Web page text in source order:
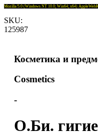
Mozilla/5.0 (Windows NT 10.0; Win64; x64)
SKU:
125987
Косметика и
Cosmetics
-
О.Би.